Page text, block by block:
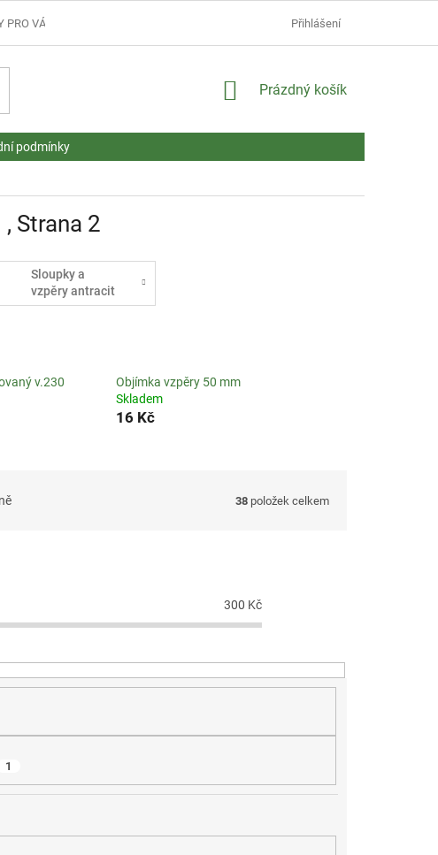
PRO VÁŠ NÁKUP. AKTUALITY
Přihlášení
NÁKUPNÍ
Prázdný košík
podmínky
, Strana 2
Sloupky a
vzpěry antracit
v.230
Objímka vzpěry 50 mm
Skladem
16 Kč
38 položek celkem
300 Kč
1